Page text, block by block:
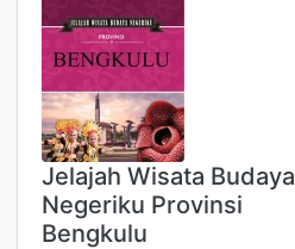
Jelajah Wisata Budaya
Negeriku Provinsi
Bengkulu